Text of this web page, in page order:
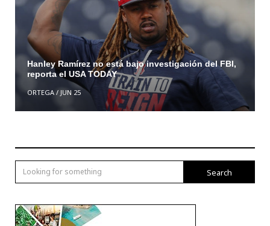
Hanley Ramírez no está bajo investigación del FBI,
reporta el USA TODAY
ORTEGA/ JUN 25
Search